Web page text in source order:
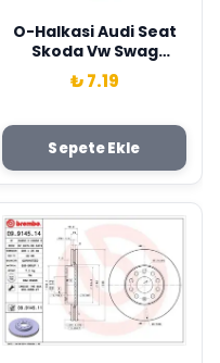
O-Halkasi Audi Seat
Skoda Vw Swag
WHT000884
₺ 7.19
Sepete Ekle